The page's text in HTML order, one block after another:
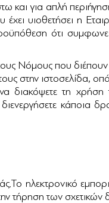
και για απλή
υιοθετήσει η
ότι
Νόμους που
στην ιστοσελίδα,
διακόψετε τη χρήση
κάποια
ηλεκτρονικό
τήρηση των σχετικών